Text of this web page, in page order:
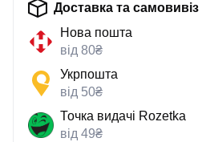
Доставка та самовивіз
Нова пошта
від 80₴
Укрпошта
від 50₴
Точка видачі Rozetka
від 49₴